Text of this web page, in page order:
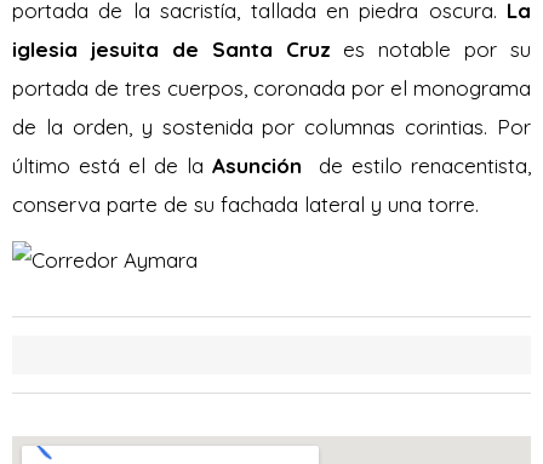
portada de la sacristía, tallada en piedra oscura. La
iglesia jesuita de Santa Cruz es notable por su
portada de tres cuerpos, coronada por el monograma
de la orden, y sostenida por columnas corintias. Por
último está el de la Asunción
de estilo renacentista,
conserva parte de su fachada lateral y una torre.